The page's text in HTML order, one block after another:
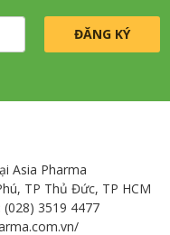
Asia Pharma
TP Thủ Đức, TP HCM
(028) 3519 4477